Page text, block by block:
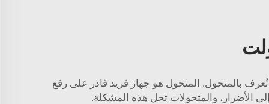
بالمتحول. المتحول هو جهاز فريد قادر على رفع
الأضرار، والمتحولات تحل هذه المشكلة.